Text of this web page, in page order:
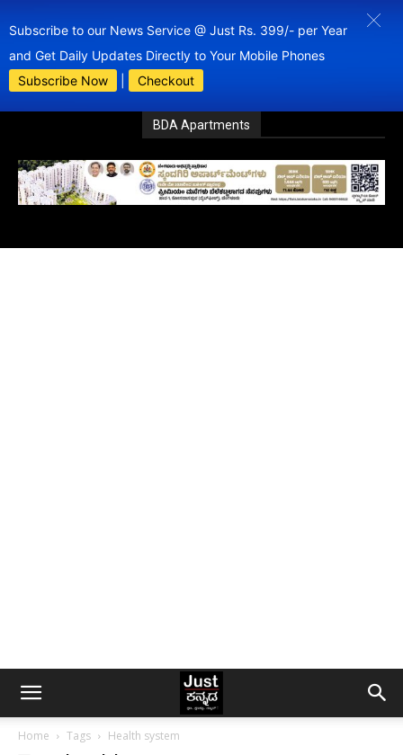
Subscribe to our News Service @ Just Rs. 399/- per Year
and Get Daily Updates Directly to Your Mobile Phones
Subscribe Now
Checkout
BDA Apartments
Home Tags Health system